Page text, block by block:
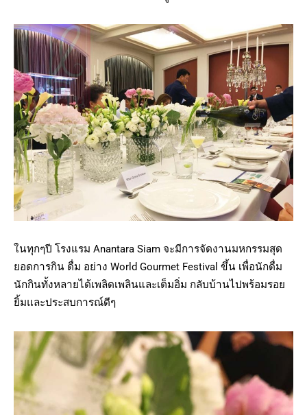
ในทุกๆปี โรงแรม Anantara Siam จะมีการจัดงานมหกรรมสุด
ยอดการกิน ดื่ม อย่าง World Gourmet Festival ขึ้น เพื่อนักดื่ม
นักกินทั้งหลายได้เพลิดเพลินและเต็มอิ่ม กลับบ้านไปพร้อมรอย
ยิ้มและประสบการณ์ดีๆ